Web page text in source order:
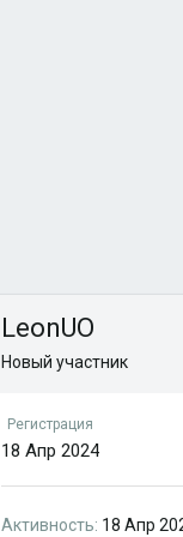
LeonUO
Новый участник
Регистрация
18 Апр 2024
Активность 18 Апр